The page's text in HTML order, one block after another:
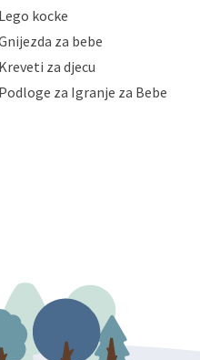
potrebni radi provedbe
zakonima. Napominjemo
potpunosti ili djelomice,
obrade Vaših osobnih
podnijeti poštom na
na adresu:
Lego kocke
za bebe
Kreveti za djecu
Podloge za Igranje za Bebe